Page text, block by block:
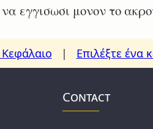
εγγισωσι μονον το
| Επιλέξτε ένα
Contact